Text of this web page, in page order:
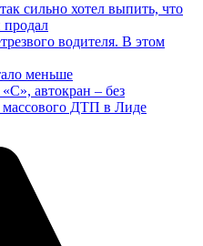
сильно хотел выпить, что
продал
водителя. В этом
меньше
автокран – без
массового ДТП в Лиде